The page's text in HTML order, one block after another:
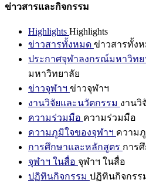
ข่าวสารและกิจกรรม
Highlights Highlights
ข่าวสารทั้งหมด ข่าวสารทั้ง
ประกาศจุฬาลงกรณ์มหาวิทย
มหาวิทยาลัย
ข่าวจุฬาฯ ข่าวจุฬาฯ
งานวิจัยและนวัตกรรม งานวิ
ความร่วมมือ ความร่วมมือ
ความภูมิใจของจุฬาฯ ความ
การศึกษาและหลักสูตร การ
จุฬาฯ ในสื่อ จุฬาฯ ในสื่อ
ปฏิทินกิจกรรม ปฏิทินกิจกรร